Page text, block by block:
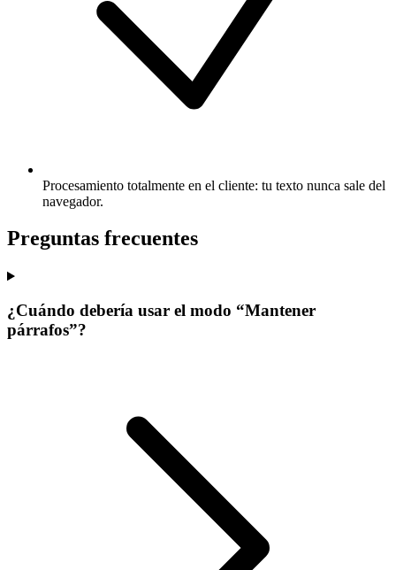
Procesamiento totalmente en el cliente: tu texto nunca sale del
navegador.
Preguntas frecuentes
¿Cuándo debería usar el modo “Mantener
párrafos”?